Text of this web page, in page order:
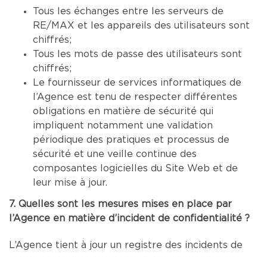
Tous les échanges entre les serveurs de
RE/MAX et les appareils des utilisateurs sont
chiffrés;
Tous les mots de passe des utilisateurs sont
chiffrés;
Le fournisseur de services informatiques de
l’Agence est tenu de respecter différentes
obligations en matière de sécurité qui
impliquent notamment une validation
périodique des pratiques et processus de
sécurité et une veille continue des
composantes logicielles du Site Web et de
leur mise à jour.
7. Quelles sont les mesures mises en place par
l’Agence en matière d’incident de confidentialité ?
L’Agence tient à jour un registre des incidents de